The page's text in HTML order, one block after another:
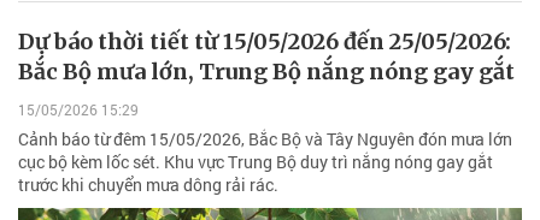
Dự báo thời tiết từ 15/05/2026 đến 25/05/2026:
Bắc Bộ mưa lớn, Trung Bộ nắng nóng gay gắt
15/05/2026 15:29
Cảnh báo từ đêm 15/05/2026, Bắc Bộ và Tây Nguyên đón mưa lớn
cục bộ kèm lốc sét. Khu vực Trung Bộ duy trì nắng nóng gay gắt
trước khi chuyển mưa dông rải rác.